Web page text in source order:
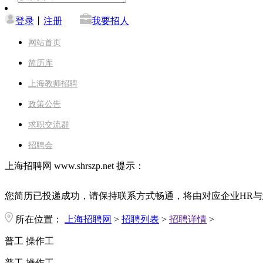
登录 注册 我要招人
网站首页
简历库
上海教师招聘
政策公告
求职交流群
招聘会
上海招聘网 www.shrszp.net 提示：
您简历已投递成功，请保持联系方式畅通，将由对应企业HR
所在位置： 上海招聘网 > 招聘列表 > 招聘详情 >
普工 操作工